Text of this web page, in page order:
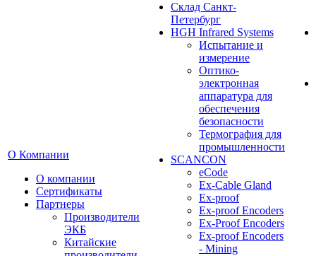
О Компании
О компании
Сертификаты
Партнеры
Производители
ЭКБ
Китайские
Cклад Санкт-
Петербург
HGH Infrared Systems
Испытание и
измерение
Оптико-
электронная
аппаратура для
обеспечения
безопасности
Термография для
промышленности
SCANCON
eCode
Ex-Cable Gland
Ex-proof
Ex-proof Encoders
Ex-Proof Encoders
Ex-proof Encoders
- Mining